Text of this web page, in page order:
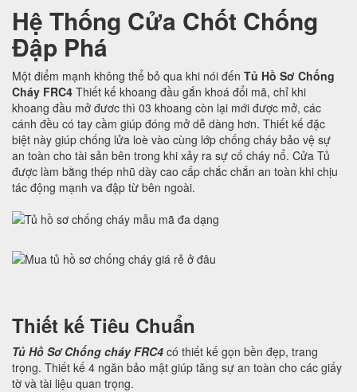
Hệ Thống Cửa Chốt Chống
Đập Phá
Một điểm mạnh không thể bỏ qua khi nói đến Tủ Hồ Sơ Chống
Cháy FRC4 Thiết kế khoang đầu gắn khoá đổi mã, chỉ khi
khoang đầu mở đươc thì 03 khoang còn lại mới được mở, các
cánh đều có tay cầm giúp đóng mở dễ dàng hơn. Thiết kế đặc
biệt này giúp chống lửa loè vào cùng lớp chống cháy bảo vệ sự
an toàn cho tài sản bên trong khi xảy ra sự cố cháy nổ. Cửa Tủ
được làm bằng thép nhũ dày cao cấp chắc chắn an toàn khi chịu
tác động mạnh va đập từ bên ngoài.
Thiết kế Tiêu Chuẩn
Tủ Hồ Sơ Chống cháy FRC4 có thiết kế gọn bền đẹp, trang
trọng. Thiết kế 4 ngăn bảo mật giúp tăng sự an toàn cho các giấy
tờ và tài liệu quan trọng.